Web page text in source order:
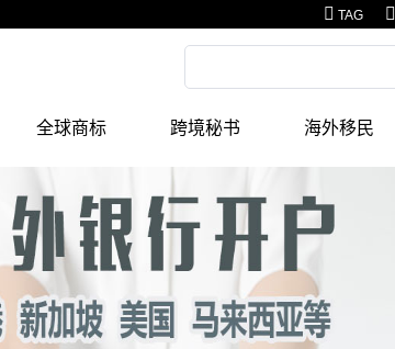
TAG
全球商标 跨境秘书 海外移民